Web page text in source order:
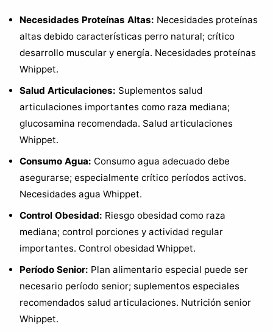
Necesidades Proteínas Altas: Necesidades proteínas
altas debido características perro natural; crítico
desarrollo muscular y energía. Necesidades proteínas
Whippet.
Salud Articulaciones: Suplementos salud
articulaciones importantes como raza mediana;
glucosamina recomendada. Salud articulaciones
Whippet.
Consumo Agua: Consumo agua adecuado debe
asegurarse; especialmente crítico períodos activos.
Necesidades agua Whippet.
Control Obesidad: Riesgo obesidad como raza
mediana; control porciones y actividad regular
importantes. Control obesidad Whippet.
Período Senior: Plan alimentario especial puede ser
necesario período senior; suplementos especiales
recomendados salud articulaciones. Nutrición senior
Whippet.